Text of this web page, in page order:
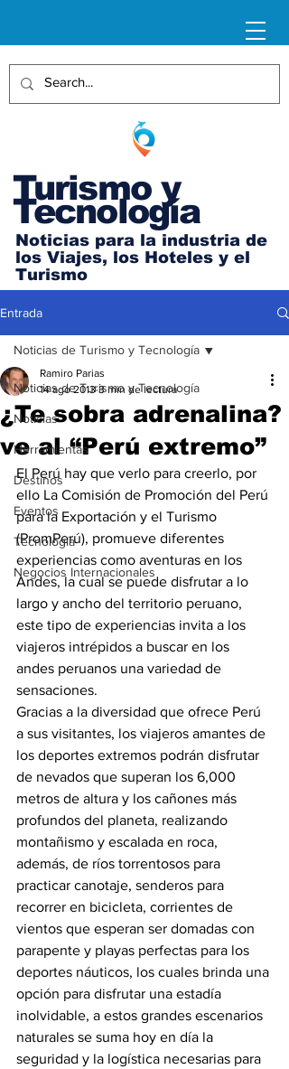
Turismo y
Tecnología
Noticias para la industria de
los Viajes, los Hoteles y el
Turismo
Entrada
Noticias de Turismo y Tecnología
Noticias
Herramientas
Destinos
Eventos
Tecnología
Negocios Internacionales
Noticias de Turismo y Tecnología
¿Te sobra adrenalina?
ve al “Perú extremo”
Ramiro Parias
14 ago 2013 3 min de lectura
El Perú hay que verlo para creerlo, por
ello La Comisión de Promoción del Perú
para la Exportación y el Turismo
(PromPerú), promueve diferentes
experiencias como aventuras en los
Andes, la cual se puede disfrutar a lo
largo y ancho del territorio peruano,
este tipo de experiencias invita a los
viajeros intrépidos a buscar en los
andes peruanos una variedad de
sensaciones.
Gracias a la diversidad que ofrece Perú
a sus visitantes, los viajeros amantes de
los deportes extremos podrán disfrutar
de nevados que superan los 6,000
metros de altura y los cañones más
profundos del planeta, realizando
montañismo y escalada en roca,
además, de ríos torrentosos para
practicar canotaje, senderos para
recorrer en bicicleta, corrientes de
vientos que esperan ser domadas con
parapente y playas perfectas para los
deportes náuticos, los cuales brinda una
opción para disfrutar una estadía
inolvidable, a estos grandes escenarios
naturales se suma hoy en día la
seguridad y la logística necesarias para